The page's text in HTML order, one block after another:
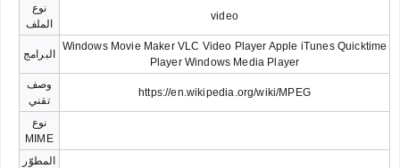
نوع
الملف
video
البرامج
Windows Movie Maker VLC Video Player Apple iTunes Quicktime
Player Windows Media Player
وصف
تقني
https://en.wikipedia.org/wiki/MPEG
نوع
MIME
المطوّر